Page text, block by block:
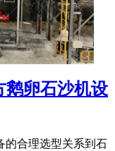
鹅卵石沙机设
的合理选型关系到石